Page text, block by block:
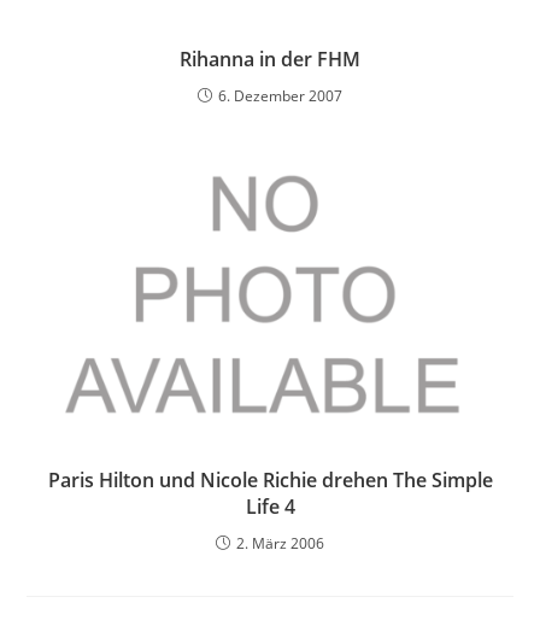
Rihanna in der FHM
6. Dezember 2007
Paris Hilton und Nicole Richie drehen The Simple
Life 4
2. März 2006